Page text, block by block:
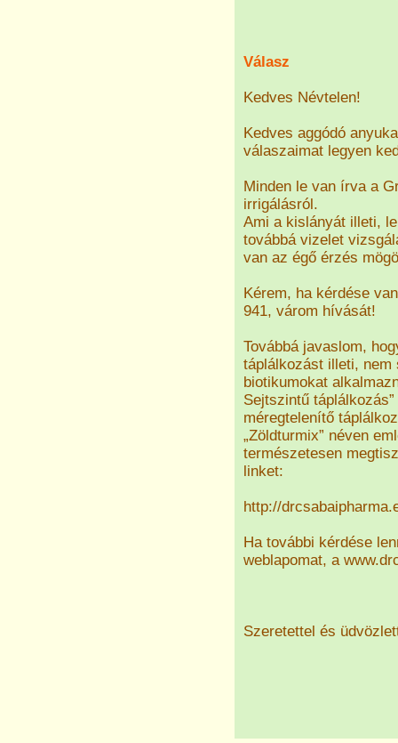
Válasz
Kedves Névtelen!
Kedves aggódó
válaszaimat legyen
Minden le van írva a
irrigálásról.
Ami a kislányát illeti,
továbbá vizelet
van az égő érzés
Kérem, ha kérdése
941, várom hívását!
Továbbá javaslom,
táplálkozást illeti, nem
biotikumokat
Sejtszintű
méregtelenítő
„Zöldturmix” néven
természetesen
linket:
http://
Ha további kérdése
weblapomat, a
Szeretettel és